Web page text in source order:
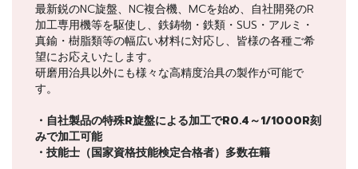
最新鋭のNC旋盤、NC複合機、MCを始め、自社開発のR
加工専用機等を駆使し、鉄鋳物・鉄類・SUS・アルミ・
真鍮・樹脂類等の幅広い材料に対応し、皆様の各種ご希
望にお応えいたします。
研磨用治具以外にも様々な高精度治具の製作が可能で
す。
・自社製品の特殊R旋盤による加工でR0.4～1/1000R刻
みで加工可能
・技能士（国家資格技能検定合格者）多数在籍